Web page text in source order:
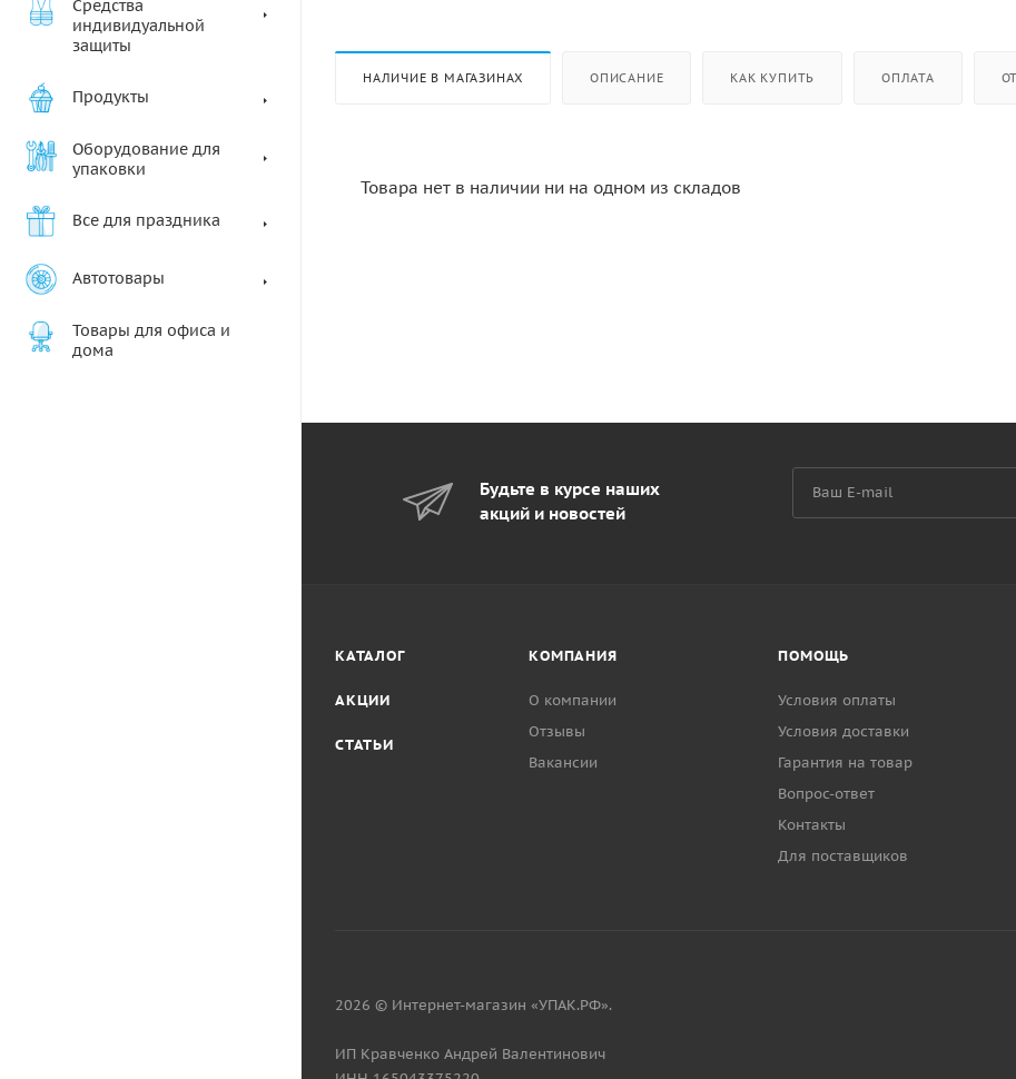
Средства
индивидуальной
защиты
Продукты
Оборудование для
упаковки
Все для праздника
Автотовары
Товары для офиса и
дома
НАЛИЧИЕ В МАГАЗИНАХ ОПИСАНИЕ КАК КУПИТЬ ОПЛАТА
Товара нет в наличии ни на одном из складов
Будьте в курсе наших
акций и новостей
КАТАЛОГ
АКЦИИ
СТАТЬИ
КОМПАНИЯ
О компании
Отзывы
Вакансии
ПОМОЩЬ
Условия оплаты
Условия доставки
Гарантия на товар
Вопрос-ответ
Контакты
Для поставщиков
2026 © Интернет-магазин «УПАК.РФ».
ИП Кравченко Андрей Валентинович